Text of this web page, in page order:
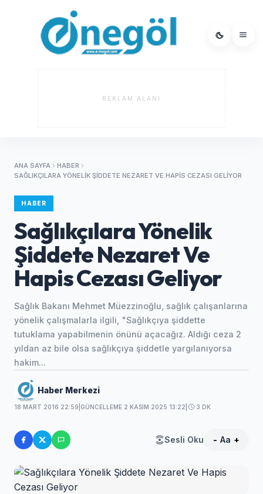
REKLAM ALANI
ANA SAYFA
HABER
SAĞLIKÇILARA YÖNELIK ŞIDDETE NEZARET VE HAPIS CEZASI GELIYOR
HABER
Sağlıkçılara Yönelik
Şiddete Nezaret Ve
Hapis Cezası Geliyor
Sağlık Bakanı Mehmet Müezzinoğlu, sağlık çalışanlarına
yönelik çalışmalarla ilgili, "Sağlıkçıya şiddette
tutuklama yapabilmenin önünü açacağız. Aldığı ceza 2
yıldan az bile olsa sağlıkçıya şiddetle yargılanıyorsa
hakim...
Haber Merkezi
18 MART 2016 22:59 GÜNCELLEME 2 KASIM 2025 13:22 3 DK
Sesli Oku - Aa +